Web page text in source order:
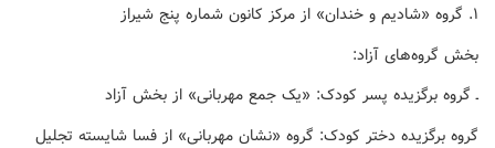
۱. گروه «شادیم و خندان» از مرکز کانون شماره پنج شیراز
بخش گروه‌های آزاد:
ـ گروه برگزیده پسر کودک: «یک جمع مهربانی» از بخش آزاد
گروه برگزیده دختر کودک: گروه «نشان مهربانی» از فسا شایسته تجلیل